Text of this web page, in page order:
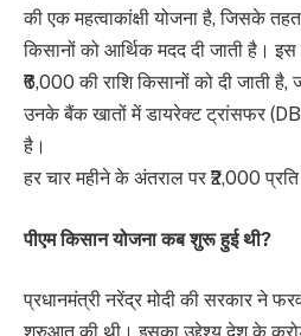
की एक महत्वाकांक्षी योजना है, जिसके
किसानों को आर्थिक मदद दी जाती है।
₹6,000 की राशि किसानों को दी जाती है,
उनके बैंक खातों में डायरेक्ट ट्रांसफर
है।
हर चार महीने के अंतराल पर ₹2,000 प्रति
पीएम किसान योजना कब शुरू हुई थी?
प्रधानमंत्री नरेंद्र मोदी की सरकार ने